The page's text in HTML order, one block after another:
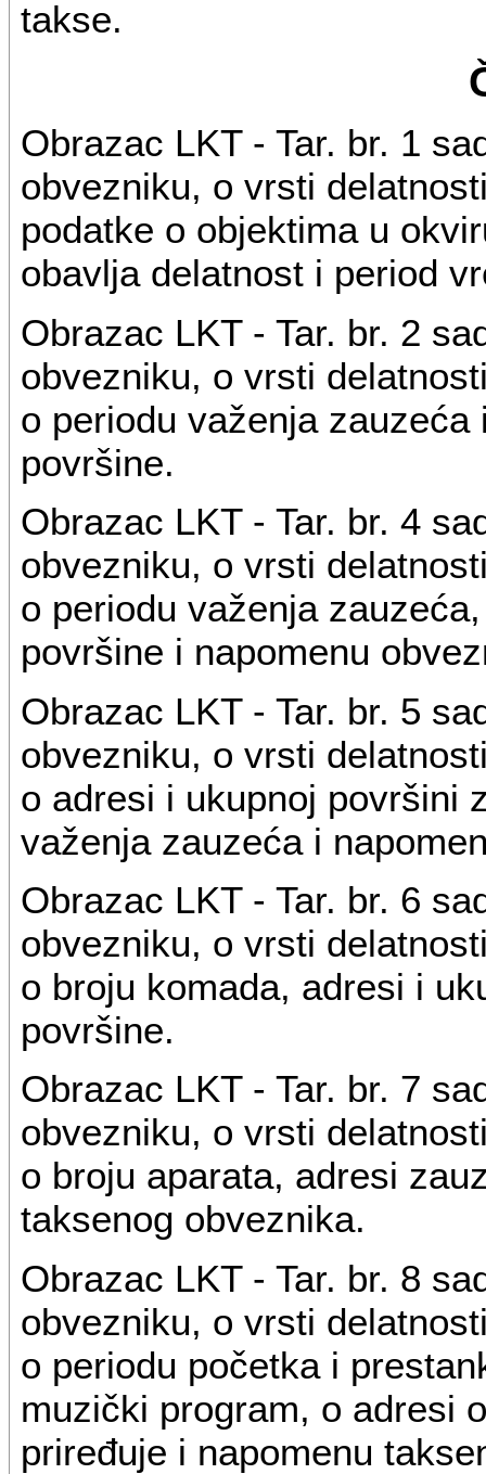
takse.
Obrazac LKT - Tar. br. 1
obvezniku, o vrsti
podatke o objektima u
obavlja delatnost i period
Obrazac LKT - Tar. br. 2
obvezniku, o vrsti
o periodu važenja
površine.
Obrazac LKT - Tar. br. 4
obvezniku, o vrsti
o periodu važenja
površine i napomenu
Obrazac LKT - Tar. br. 5
obvezniku, o vrsti
o adresi i ukupnoj površini
važenja zauzeća i
Obrazac LKT - Tar. br. 6
obvezniku, o vrsti
o broju komada, adresi i
površine.
Obrazac LKT - Tar. br. 7
obvezniku, o vrsti
o broju aparata, adresi
taksenog obveznika.
Obrazac LKT - Tar. br. 8
obvezniku, o vrsti
o periodu početka i
muzički program, o adresi
priređuje i napomenu